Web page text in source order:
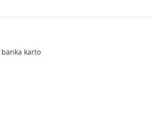
karto